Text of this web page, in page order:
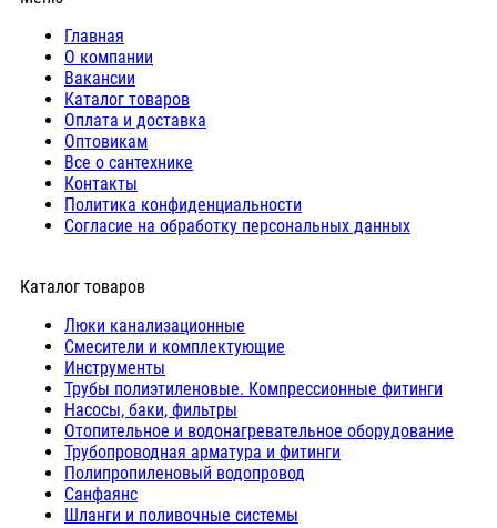
Главная
О компании
Вакансии
Каталог товаров
Оплата и доставка
Оптовикам
Все о сантехнике
Контакты
Политика конфиденциальности
Согласие на обработку персональных данных
Каталог товаров
Люки канализационные
Cмесители и комплектующие
Инструменты
Трубы полиэтиленовые. Компрессионные фитинги
Насосы, баки, фильтры
Отопительное и водонагревательное оборудование
Трубопроводная арматура и фитинги
Полипропиленовый водопровод
Санфаянс
Шланги и поливочные системы